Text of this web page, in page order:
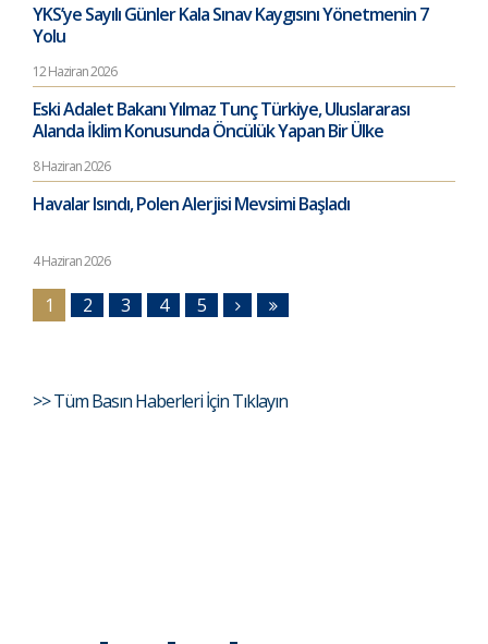
YKS’ye Sayılı Günler Kala Sınav Kaygısını Yönetmenin 7
Yolu
12 Haziran 2026
Eski Adalet Bakanı Yılmaz Tunç Türkiye, Uluslararası
Alanda İklim Konusunda Öncülük Yapan Bir Ülke
8 Haziran 2026
Havalar Isındı, Polen Alerjisi Mevsimi Başladı
4 Haziran 2026
1 2 3 4 5
>> Tüm Basın Haberleri İçin Tıklayın